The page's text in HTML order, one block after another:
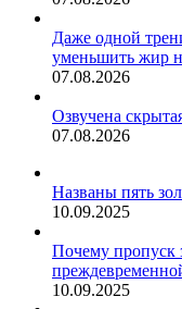
Даже одной
уменьшить жир
07.08.2026
Озвучена
07.08.2026
Названы пять
10.09.2025
Почему пропуск
10.09.2025